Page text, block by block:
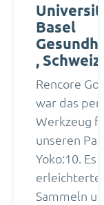
Basel
, Schweiz
Rencore
war das
Werkzeug
unseren
Yoko:10. Es
erleichterte
Sammeln